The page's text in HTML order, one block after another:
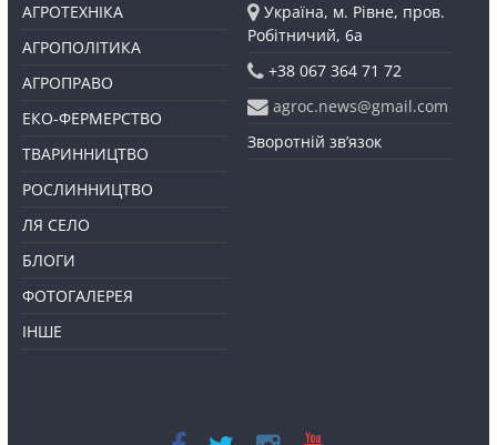
АГРОТЕХНІКА
АГРОПОЛІТИКА
АГРОПРАВО
ЕКО-ФЕРМЕРСТВО
ТВАРИННИЦТВО
РОСЛИННИЦТВО
ЛЯ СЕЛО
БЛОГИ
ФОТОГАЛЕРЕЯ
ІНШЕ
Україна, м. Рівне, пров.
Робітничий, 6а
+38 067 364 71 72
agroc.news@gmail.com
Зворотній зв’язок